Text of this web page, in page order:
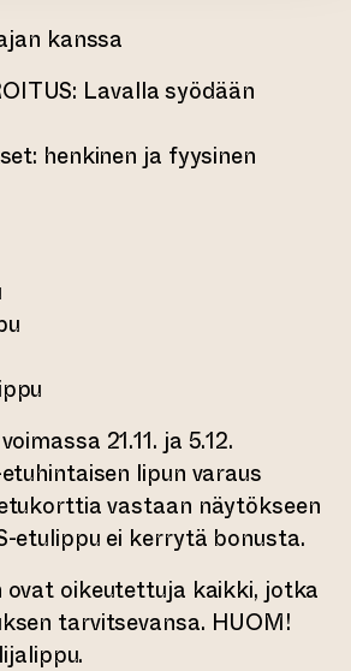
kanssa
Lavalla syödään
henkinen ja fyysinen
21.11. ja 5.12.
lipun varaus
vastaan näytökseen
etulippu ei kerrytä bonusta.
ovat oikeutettuja kaikki, jotka
tarvitsevansa. HUOM!